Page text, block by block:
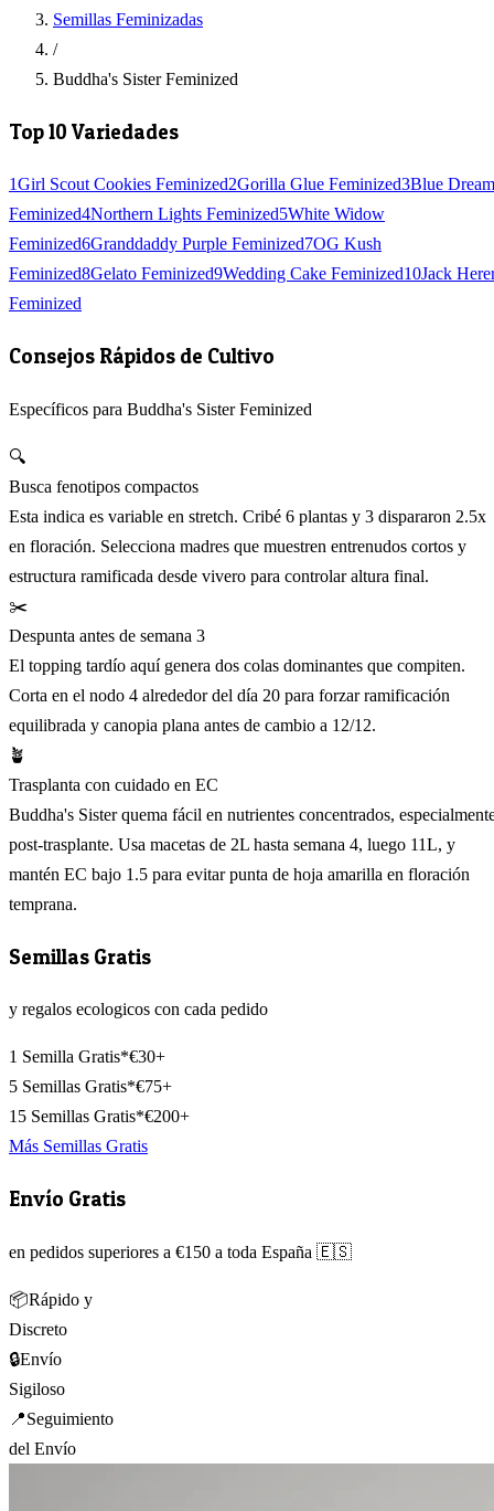
Semillas Feminizadas
/
Buddha's Sister Feminized
Top 10 Variedades
1Girl Scout Cookies Feminized2Gorilla Glue Feminized3Blue Dream
Feminized4Northern Lights Feminized5White Widow
Feminized6Granddaddy Purple Feminized7OG Kush
Feminized8Gelato Feminized9Wedding Cake Feminized10Jack
Feminized
Consejos Rápidos de Cultivo
Específicos para Buddha's Sister Feminized
🔍
Busca fenotipos compactos
Esta indica es variable en stretch. Cribé 6 plantas y 3 dispararon 2.5x
en floración. Selecciona madres que muestren entrenudos cortos y
estructura ramificada desde vivero para controlar altura final.
✂️
Despunta antes de semana 3
El topping tardío aquí genera dos colas dominantes que compiten.
Corta en el nodo 4 alrededor del día 20 para forzar ramificación
equilibrada y canopia plana antes de cambio a 12/12.
🪴
Trasplanta con cuidado en EC
Buddha's Sister quema fácil en nutrientes concentrados,
post-trasplante. Usa macetas de 2L hasta semana 4, luego 11L, y
mantén EC bajo 1.5 para evitar punta de hoja amarilla en floración
temprana.
Semillas Gratis
y regalos ecologicos con cada pedido
1 Semilla Gratis*€30+
5 Semillas Gratis*€75+
15 Semillas Gratis*€200+
Más Semillas Gratis
Envío Gratis
en pedidos superiores a €150 a toda España 🇪🇸
📦Rápido y
Discreto
🔒Envío
Sigiloso
📍Seguimiento
del Envío